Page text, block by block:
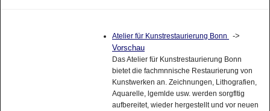
Atelier für Kunstrestaurierung Bonn
->
Vorschau
Das Atelier für Kunstrestaurierung Bonn
bietet die fachmnnische Restaurierung von
Kunstwerken an. Zeichnungen, Lithografien,
Aquarelle, lgemlde usw. werden sorgfltig
aufbereitet, wieder hergestellt und vor neuen